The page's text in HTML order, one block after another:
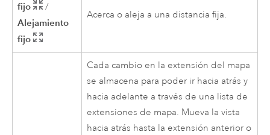
fijo
/
Alejamiento
fijo
Acerca o aleja a una distancia fija.
Cada cambio en la extensión del mapa
se almacena para poder ir hacia atrás y
hacia adelante a través de una lista de
extensiones de mapa. Mueva la vista
hacia atrás hasta la extensión anterior o